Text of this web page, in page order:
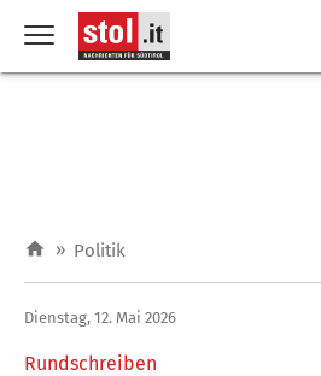
» Politik
Rundschreiben
Dienstag, 12. Mai 2026